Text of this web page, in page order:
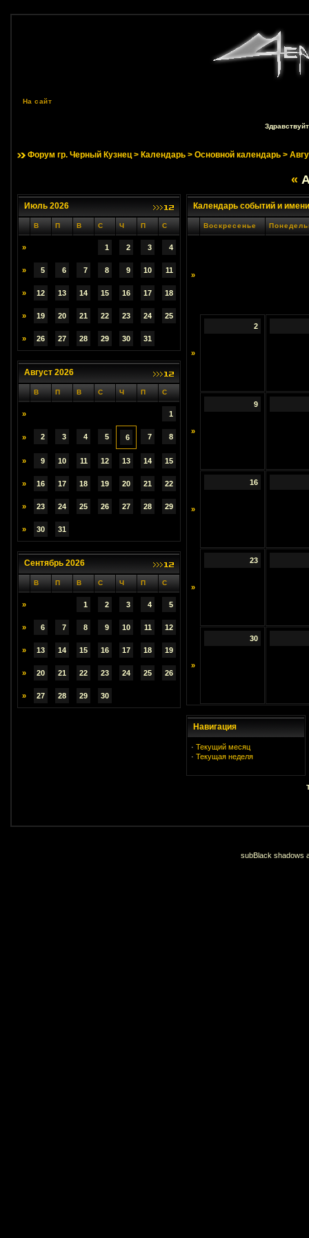
На сайт
Форум гр. Черный Кузнец> Календарь> Основной календарь>
«
Июль 2026
В П В С Ч П С
» 1 2 3 4
» 5 6 7 8 9 10 11
» 12 13 14 15 16 17 18
» 19 20 21 22 23 24 25
» 26 27 28 29 30 31
Август 2026
В П В С Ч П С
» 1
» 2 3 4 5 6 7 8
» 9 10 11 12 13 14 15
» 16 17 18 19 20 21 22
» 23 24 25 26 27 28 29
» 30 31
Сентябрь 2026
В П В С Ч П С
» 1 2 3 4 5
» 6 7 8 9 10 11 12
» 13 14 15 16 17 18 19
» 20 21 22 23 24 25 26
» 27 28 29 30
Календарь событий и
Воскресенье
»
»
2
»
9
»
16
»
23
»
30
Навигация
· Текущий месяц
· Текущая неделя
subBlack shadows